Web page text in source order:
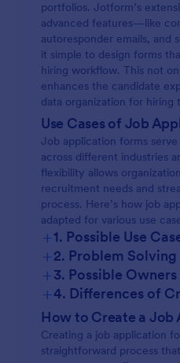
portfolios. Jotform’s
advanced features—like
autoresponder emails, and
it simple to design forms
hiring workflow. This not
enhances the candidate
data organization for hiring
Use Cases of Job
Job application forms
across different industries
flexibility allows
recruitment needs and
process. Here’s how job
adapted for various use
+1. Possible Use
+2. Problem Solving
+3. Possible Owners
+4. Differences of
How to Create a Job
Creating a job application
straightforward process